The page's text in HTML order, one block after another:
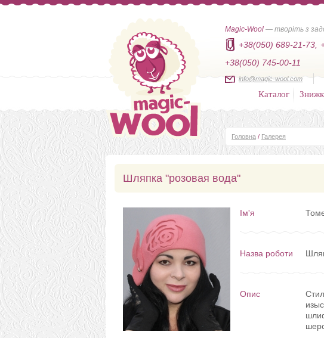
Magic-Wool — творіть з
+38(050) 689-21-73,
+38(050) 745-00-11
info@magic-wool.com
Каталог
Головна / Галерея
Шляпка "розовая вода"
Ім'я
Назва роботи
Опис